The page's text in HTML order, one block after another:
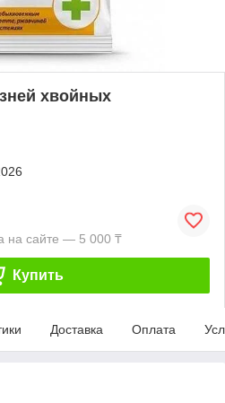
хвойных
на сайте — 5 000 ₸
Купить
Доставка Оплата